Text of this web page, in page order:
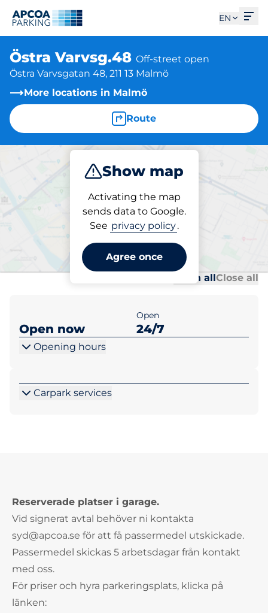
EN
Östra Varvsg.48 Off-street open
Östra Varvsgatan 48, 211 13 Malmö
More locations in Malmö
Route
Show map
Activating the map
sends data to Google.
See privacy policy.
Agree once
Park
Parking at location
Östra Varvsg.48
Open allClose all
Open now
Open
24/7
Opening hours
Carpark services
Reserverade platser i garage.
Vid signerat avtal behöver ni kontakta
syd@apcoa.se för att få passermedel utskickade.
Passermedel skickas 5 arbetsdagar från kontakt
med oss.
För priser och hyra parkeringsplats, klicka på
länken: